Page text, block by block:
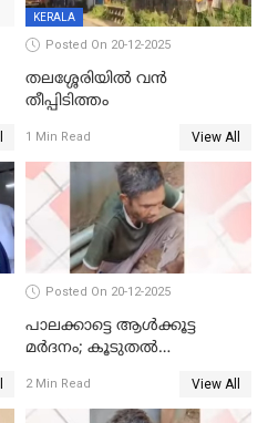
KERALA
Posted On 20-12-2025
തലശ്ശേരിയിൽ വൻ
തീപ്പിടിത്തം
1 Min Read View All
Posted On 20-12-2025
പാലക്കാട്ടെ ആള്‍ക്കൂട്ട
മര്‍ദനം; കൂടുതല്‍
അംഗ സംഘമെന്ന് വിവരം
2 Min Read View All